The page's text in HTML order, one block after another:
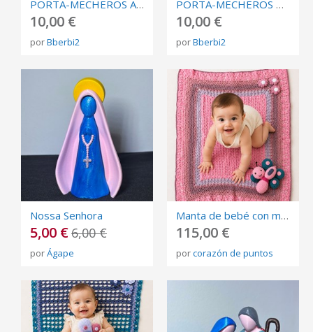
PORTA-MECHEROS ANTE
10,00 €
porBberbi2
PORTA-MECHEROS DORADO
10,00 €
porBberbi2
Nossa Senhora
5,00 €6,00 €
porÁgape
Manta de bebé con muñeco de apego tejida a mano en crochet .Algodón 100% rosas
115,00 €
porcorazón de puntos